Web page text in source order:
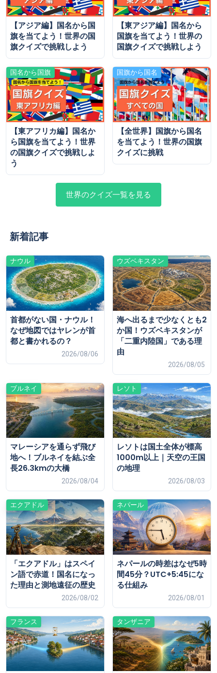
【アジア編】国名から国
旗を当てよう！世界の国
旗クイズで挑戦しよう
【東アジア編】国名から
国旗を当てよう！世界の
国旗クイズで挑戦しよう
国名から国旗
【東アフリカ編】国名か
ら国旗を当てよう！世界
の国旗クイズで挑戦しよ
う
国旗から国名
【全世界】国旗から国名
を当てよう！世界の国旗
クイズに挑戦
世界のクイズ一覧を見る
新着記事
ナウル
首都がない国・ナウル！
なぜ地図ではヤレンが首
都と書かれるの？
2026/08/06
ウズベキスタン
海へ出るまで少なくとも2
か国！ウズベキスタンが
「二重内陸国」である理
由
2026/08/05
ブルネイ
マレーシアを通らず飛び
地へ！ブルネイを結ぶ全
長26.3kmの大橋
2026/08/04
レソト
レソトは国土全体が標高
1000m以上｜天空の王国
の地理
2026/08/03
エクアドル
「エクアドル」はスペイ
ン語で赤道！国名になっ
た理由と測地遠征の歴史
2026/08/02
ネパール
ネパールの時差はなぜ5時
間45分？UTC+5:45にな
る仕組み
2026/08/01
フランス タンザニア